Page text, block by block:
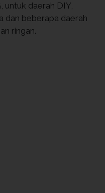
untuk daerah DIY,
dan beberapa daerah
ringan.